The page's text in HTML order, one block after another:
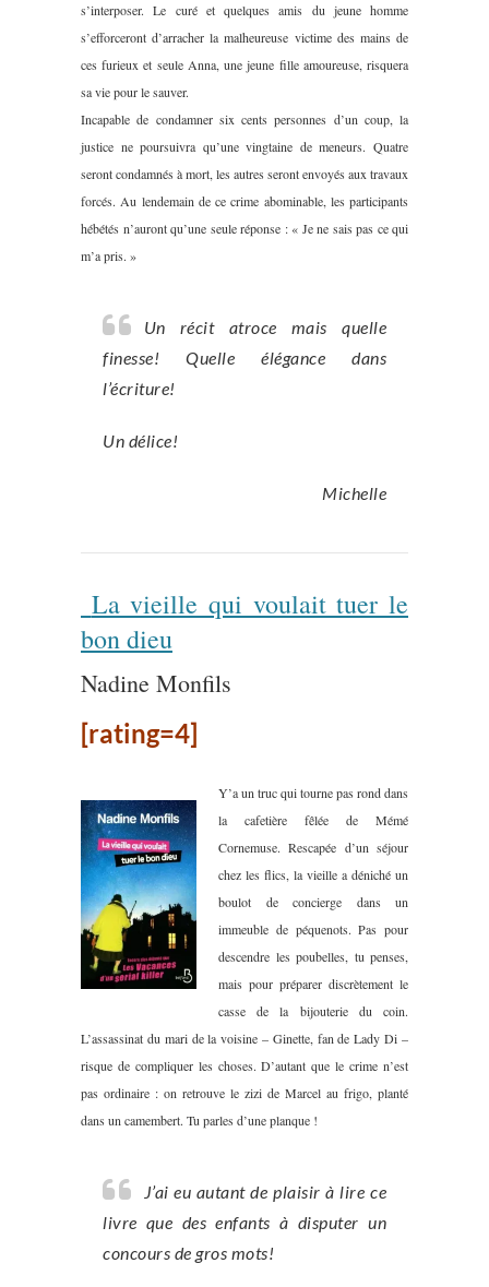
s’interposer. Le curé et quelques amis du jeune homme
s’efforceront d’arracher la malheureuse victime des mains de
ces furieux et seule Anna, une jeune fille amoureuse, risquera
sa vie pour le sauver.
Incapable de condamner six cents personnes d’un coup, la
justice ne poursuivra qu’une vingtaine de meneurs. Quatre
seront condamnés à mort, les autres seront envoyés aux travaux
forcés. Au lendemain de ce crime abominable, les participants
hébétés n’auront qu’une seule réponse : « Je ne sais pas ce qui
m’a pris. »
Un récit atroce mais quelle
finesse! Quelle élégance dans
l’écriture!
Un délice!
Michelle
La vieille qui voulait tuer le
bon dieu
Nadine Monfils
[rating=4]
Y’a un truc qui tourne pas rond dans
la cafetière fêlée de Mémé
Cornemuse. Rescapée d’un séjour
chez les flics, la vieille a déniché un
boulot de concierge dans un
immeuble de péquenots. Pas pour
descendre les poubelles, tu penses,
mais pour préparer discrètement le
casse de la bijouterie du coin.
L’assassinat du mari de la voisine – Ginette, fan de Lady Di –
risque de compliquer les choses. D’autant que le crime n’est
pas ordinaire : on retrouve le zizi de Marcel au frigo, planté
dans un camembert. Tu parles d’une planque !
J’ai eu autant de plaisir à lire ce
livre que des enfants à disputer un
concours de gros mots!